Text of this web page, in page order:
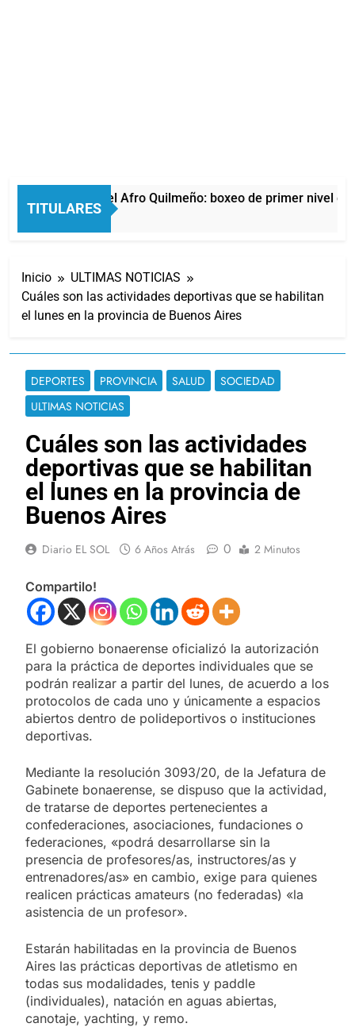
TITULARES
La noche del Afro Quilmeño: boxeo de primer nivel en
8 Horas Atrás
Inicio
ULTIMAS NOTICIAS
Cuáles son las actividades deportivas que se habilitan
el lunes en la provincia de Buenos Aires
DEPORTES PROVINCIA SALUD
SOCIEDAD
ULTIMAS NOTICIAS
Cuáles son las actividades
deportivas que se habilitan
el lunes en la provincia de
Buenos Aires
Diario EL SOL 6 Años Atrás 0 2 Minutos
Compartilo!
El gobierno bonaerense oficializó la autorización
para la práctica de deportes individuales que se
podrán realizar a partir del lunes, de acuerdo a los
protocolos de cada uno y únicamente a espacios
abiertos dentro de polideportivos o instituciones
deportivas.
Mediante la resolución 3093/20, de la Jefatura de
Gabinete bonaerense, se dispuso que la actividad,
de tratarse de deportes pertenecientes a
confederaciones, asociaciones, fundaciones o
federaciones, «podrá desarrollarse sin la
presencia de profesores/as, instructores/as y
entrenadores/as» en cambio, exige para quienes
realicen prácticas amateurs (no federadas) «la
asistencia de un profesor».
Estarán habilitadas en la provincia de Buenos
Aires las prácticas deportivas de atletismo en
todas sus modalidades, tenis y paddle
(individuales), natación en aguas abiertas,
canotaje, yachting, y remo.